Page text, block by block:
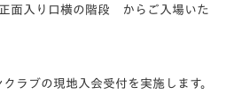
面入り口横の階段 からご入場いた
ラブの現地入会受付を実施します。